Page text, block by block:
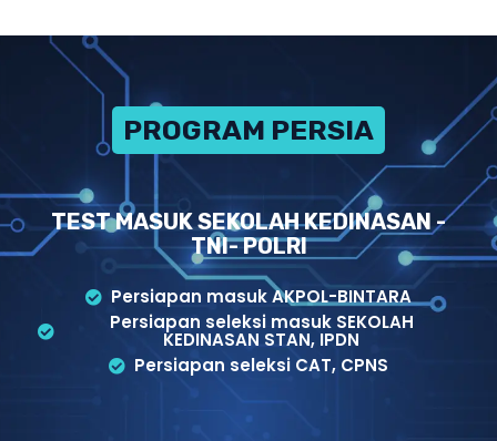
PROGRAM PERSIAPAN
TEST MASUK SEKOLAH KEDINASAN -
TNI- POLRI
Persiapan masuk AKPOL-BINTARA
Persiapan seleksi masuk SEKOLAH
KEDINASAN STAN, IPDN
Persiapan seleksi CAT, CPNS